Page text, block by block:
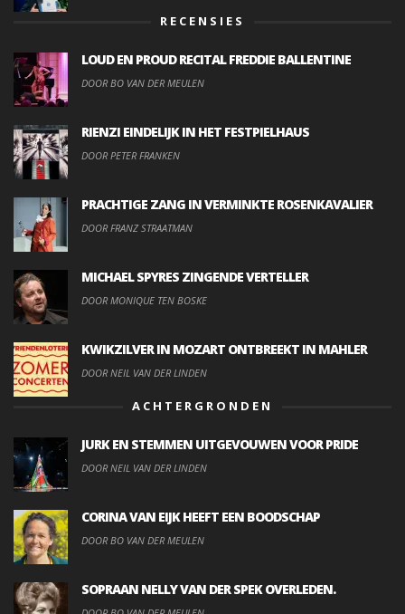
RECENSIES
LOUD EN PROUD RECITAL FREDDIE BALLENTINE
DOOR BO VAN DER MEULEN
RIENZI EINDELIJK IN HET FESTPIELHAUS
DOOR PETER FRANKEN
PRACHTIGE ZANG IN VERMINKTE ROSENKAVALIER
DOOR FRANZ STRAATMAN
MICHAEL SPYRES ZINGENDE VERTELLER
DOOR MONIQUE TEN BOSKE
KWIKZILVER IN MOZART ONTBREEKT IN MAHLER
DOOR NEIL VAN DER LINDEN
ACHTERGRONDEN
JURK EN STEMMEN UITGEVOUWEN VOOR PRIDE
DOOR NEIL VAN DER LINDEN
CORINA VAN EIJK HEEFT EEN BOODSCHAP
DOOR BO VAN DER MEULEN
SOPRAAN NELLY VAN DER SPEK OVERLEDEN.